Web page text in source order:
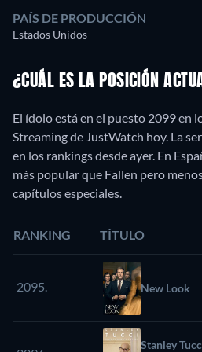
PAÍS DE PRODUCCIÓN
Estados Unidos
¿CUÁL ES LA POSICIÓN
El ídolo está en el puesto 2099 en
Streaming de JustWatch hoy. La
en los rankings desde ayer. En
más popular que Fallen pero
capítulos especiales.
RANKING TÍTULO
2095. New Look
Stanley